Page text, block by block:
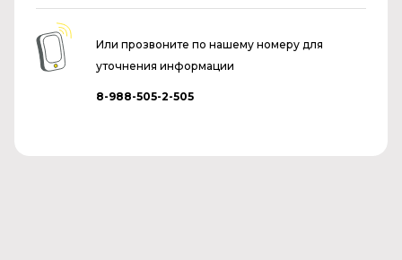
Или прозвоните по нашему номеру для
уточнения информации
8-988-505-2-505